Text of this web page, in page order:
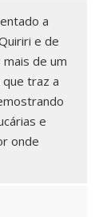
a
e de
de um
traz a
e
onde